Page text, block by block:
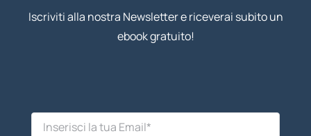
Iscriviti alla nostra Newsletter e riceverai subito un
ebook gratuito!